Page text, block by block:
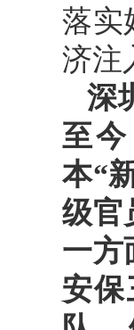
落实
济注
深
至
本“
级官
一方
安